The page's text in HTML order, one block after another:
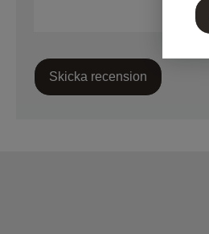
Skicka recension